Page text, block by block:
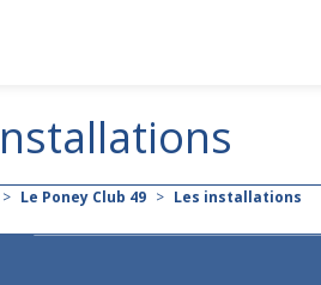
> Le Poney Club 49 > Les installations